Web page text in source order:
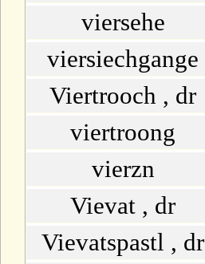
viersehe
viersiechgange
Viertrooch , dr
viertroong
vierzn
Vievat , dr
Vievatspastl , dr